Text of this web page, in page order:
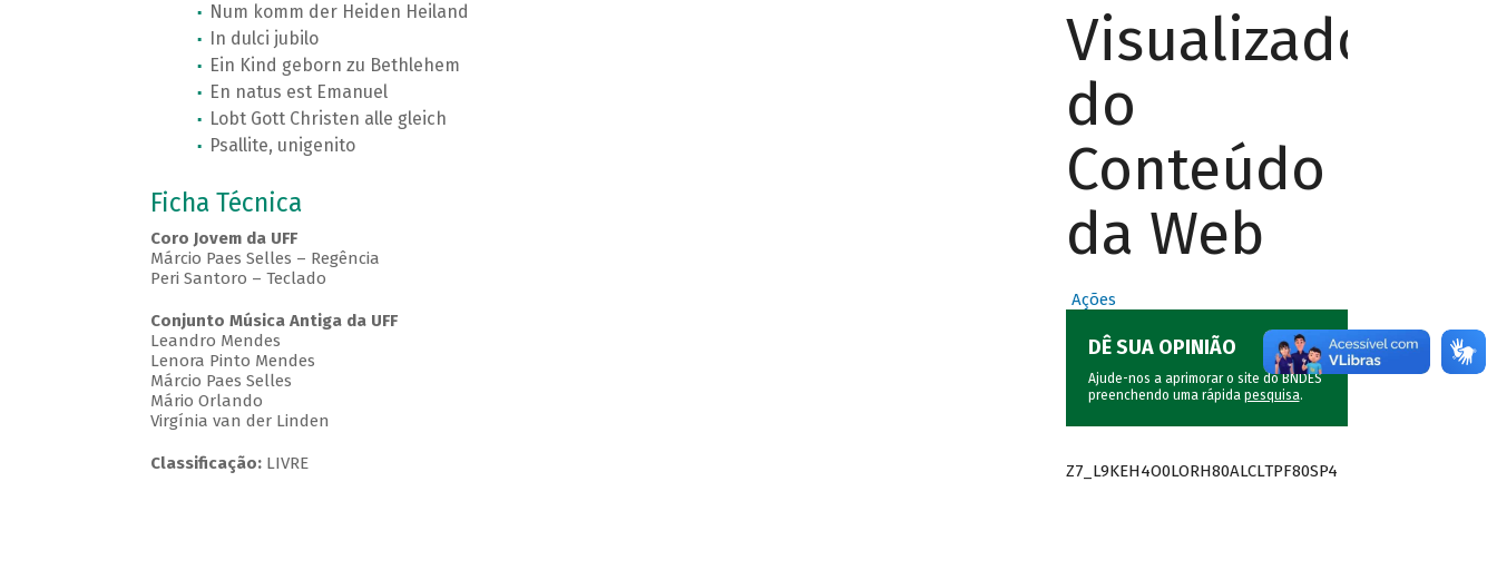
Num komm der Heiden Heiland
In dulci jubilo
Ein Kind geborn zu Bethlehem
En natus est Emanuel
Lobt Gott Christen alle gleich
Psallite, unigenito
Ficha Técnica
Coro Jovem da UFF
Márcio Paes Selles – Regência
Peri Santoro – Teclado
Conjunto Música Antiga da UFF
Leandro Mendes
Lenora Pinto Mendes
Márcio Paes Selles
Mário Orlando
Virgínia van der Linden
Classificação:LIVRE
Visualizador
do
Conteúdo
da Web
Ações
DÊ SUA OPINIÃO
Ajude-nos a aprimorar o site do BNDES
preenchendo uma rápida pesquisa.
Z7_L9KEH4O0LORH80ALCLTPF80SP4